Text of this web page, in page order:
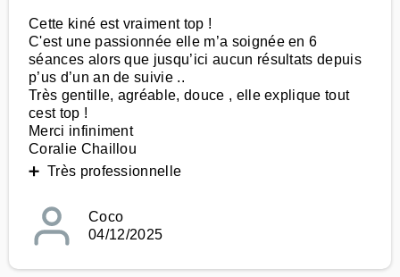
Cette kiné est vraiment top !
C'est une passionnée elle m’a soignée en 6
séances alors que jusqu’ici aucun résultats depuis
p’us d’un an de suivie ..
Très gentille, agréable, douce , elle explique tout
cest top !
Merci infiniment
Coralie Chaillou
➕ Très professionnelle
Coco
04/12/2025